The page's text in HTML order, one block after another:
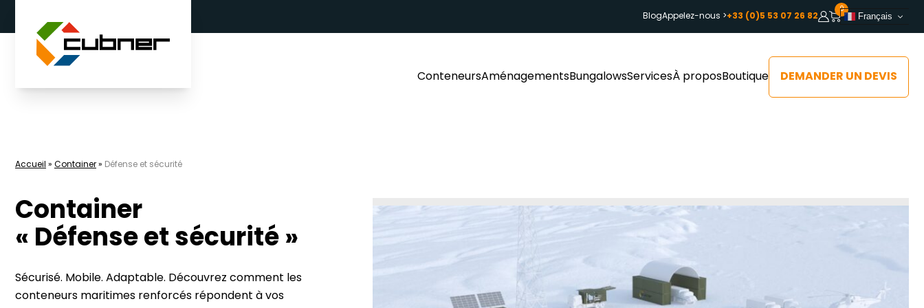
BlogAppelez-nous >+33 (0)5 53 07 26 82
0
Français
ConteneursAménagementsBungalowsServicesÀ proposBoutique DEMANDER UN DEVIS
Accueil» Container» Défense et sécurité
Container
« Défense et sécurité »
Sécurisé. Mobile. Adaptable. Découvrez comment les
conteneurs maritimes renforcés répondent à vos